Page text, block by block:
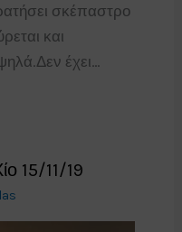
σκέπαστρο
και
έχει…
15/11/19